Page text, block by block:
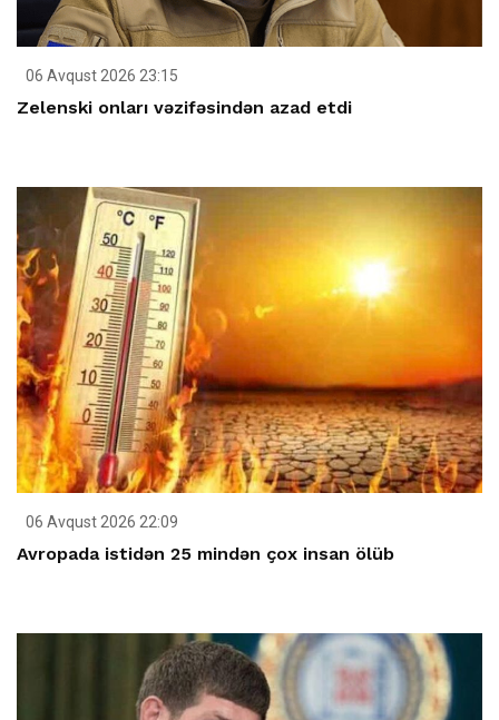
06 Avqust 2026 23:15
Zelenski onları vəzifəsindən azad etdi
06 Avqust 2026 22:09
Avropada istidən 25 mindən çox insan ölüb